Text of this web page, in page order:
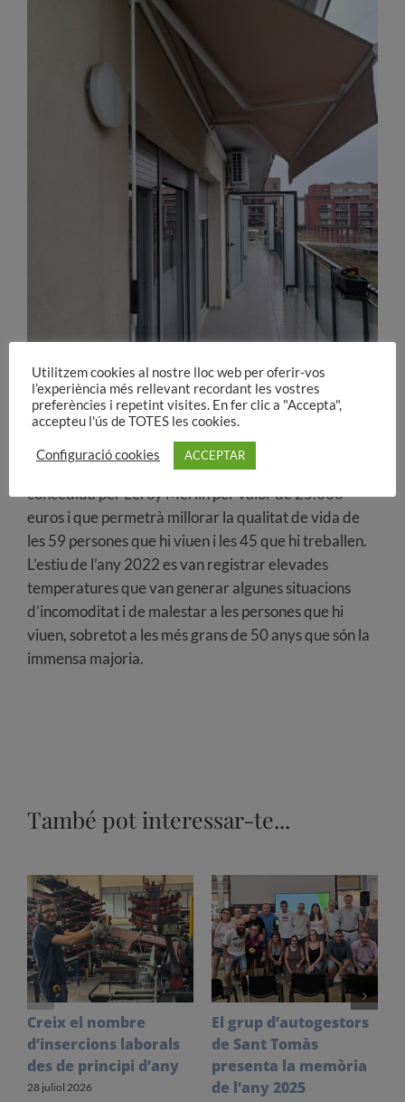
Tot això ha estat possible gràcies a una subvenció
concedida per Leroy Merlin per valor de 25.000
euros i que permetrà millorar la qualitat de vida de
les 59 persones que hi viuen i les 45 que hi treballen.
L’estiu de l’any 2022 es van registrar elevades
temperatures que van generar algunes situacions
d’incomoditat i de malestar a les persones que hi
viuen, sobretot a les més grans de 50 anys que són la
immensa majoria.
També pot interessar-te...
Creix el nombre
d’insercions laborals
des de principi d’any
28 juliol 2026
El grup d’autogestors
de Sant Tomàs
presenta la memòria
de l’any 2025
Utilitzem cookies al nostre lloc web per oferir-vos
l’experiència més rellevant recordant les vostres
preferències i repetint visites. En fer clic a "Accepta",
accepteu l'ús de TOTES les cookies.
Configuració cookies ACCEPTAR